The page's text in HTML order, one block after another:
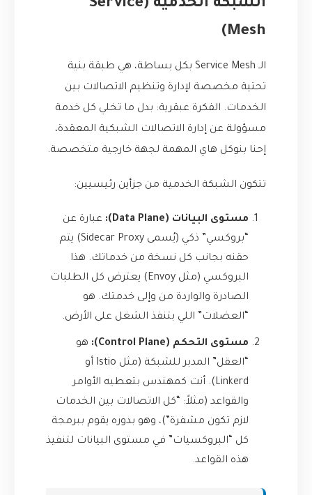
الشبكة الخدمية (Service
Mesh)
الـ Service Mesh بكل بساطة، هي طبقة بنية
تحتية مخصصة لإدارة وتنظيم الاتصالات بين
الخدمات. الفكرة عبقرية: بدل ما تخلي كل خدمة
مسؤولة عن إدارة الاتصالات الشبكية المعقدة،
إحنا بنوكل هاي المهمة لجهة خارجية متخصصة.
تتكون الشبكة الخدمية من جزأين رئيسيين:
مستوى البيانات (Data Plane):
عبارة عن
“بروكسي” ذكي (يُسمى Sidecar Proxy) يتم
حقنه بجانب كل نسخة من خدماتك. هذا
البروكسي (مثل Envoy) يعترض كل الطلبات
الصادرة والواردة من وإلى خدمتك. هو
“العضلات” اللي بتنفذ الشغل على الأرض.
مستوى التحكم (Control Plane):
هو
“العقل” المدبر للشبكة (مثل Istio أو
Linkerd). أنت كمهندس بتعطيه الأوامر
والقواعد (مثلاً: “كل الاتصالات بين الخدمات
لازم تكون مشفرة”)، وهو بدوره يقوم ببرمجة
كل “البروكسيات” في مستوى البيانات لتنفيذ
هذه القواعد.